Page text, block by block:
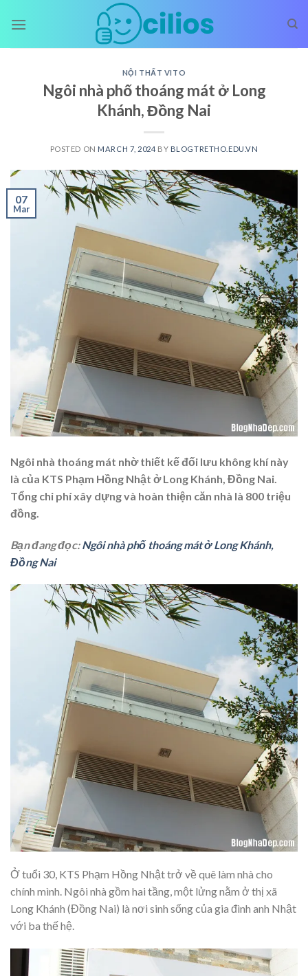
NỘI THẤT VITO
Ngôi nhà phố thoáng mát ở Long
Khánh, Đồng Nai
POSTED ON MARCH 7, 2024 BY BLOGTRETHO.EDU.VN
07
Mar
Ngôi nhà thoáng mát nhờ thiết kế đối lưu không khí này
là của KTS Phạm Hồng Nhật ở Long Khánh, Đồng Nai.
Tổng chi phí xây dựng và hoàn thiện căn nhà là 800 triệu
đồng.
Bạn đang đọc:Ngôi nhà phố thoáng mát ở Long Khánh,
Đồng Nai
Ở tuổi 30, KTS Phạm Hồng Nhật trở về quê làm nhà cho
chính mình. Ngôi nhà gồm hai tầng, một lửng nằm ở thị xã
Long Khánh (Đồng Nai) là nơi sinh sống của gia đình anh Nhật
với ba thế hệ.